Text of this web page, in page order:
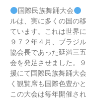
国際民族舞踊大会
ルは、実に多くの国の
ています。これは世界
９７２年４月、ブラジ
協会長であった延満三
会を発足させました。
援にて国際民族舞踊大
く観覧席も国際色豊か
この大会は毎年開催さ